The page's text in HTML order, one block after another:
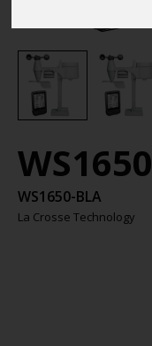
WS1650
WS1650-BLA
La Crosse Technology